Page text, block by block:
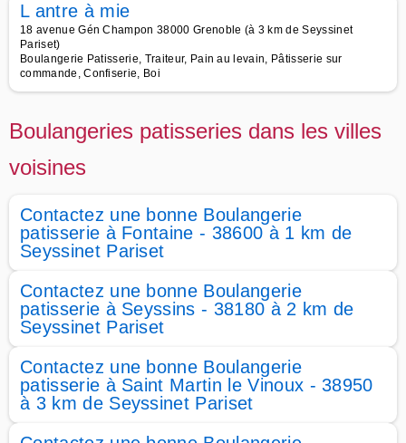
L antre à mie
18 avenue Gén Champon 38000 Grenoble (à 3 km de Seyssinet
Pariset)
Boulangerie Patisserie, Traiteur, Pain au levain, Pâtisserie sur
commande, Confiserie, Boi
Boulangeries patisseries dans les villes
voisines
Contactez une bonne Boulangerie
patisserie à Fontaine - 38600 à 1 km de
Seyssinet Pariset
Contactez une bonne Boulangerie
patisserie à Seyssins - 38180 à 2 km de
Seyssinet Pariset
Contactez une bonne Boulangerie
patisserie à Saint Martin le Vinoux - 38950
à 3 km de Seyssinet Pariset